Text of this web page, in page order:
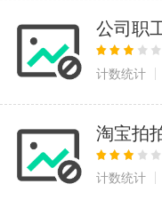
资讯阅读
1万+款应用
医疗健康
6千+款应用
公司职
计数统计
淘宝拍
计数统计